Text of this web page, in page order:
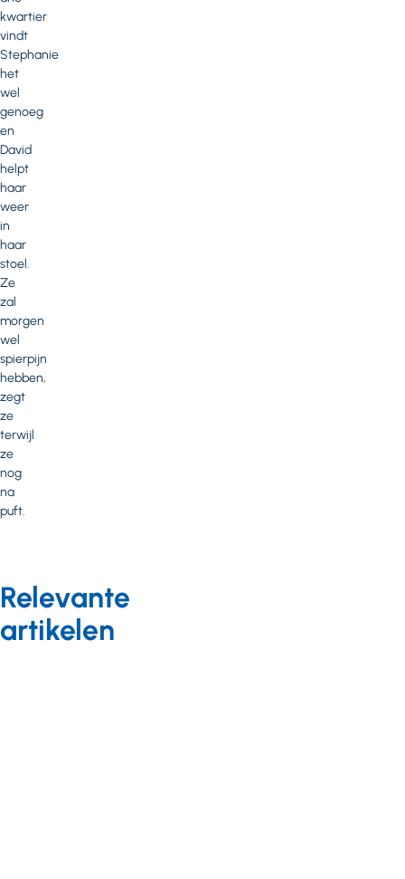
kwartier
vindt
Stephanie
het
wel
genoeg
en
David
helpt
haar
weer
in
haar
stoel.
Ze
zal
morgen
wel
spierpijn
hebben,
zegt
ze
terwijl
ze
nog
na
puft.
Relevante
artikelen